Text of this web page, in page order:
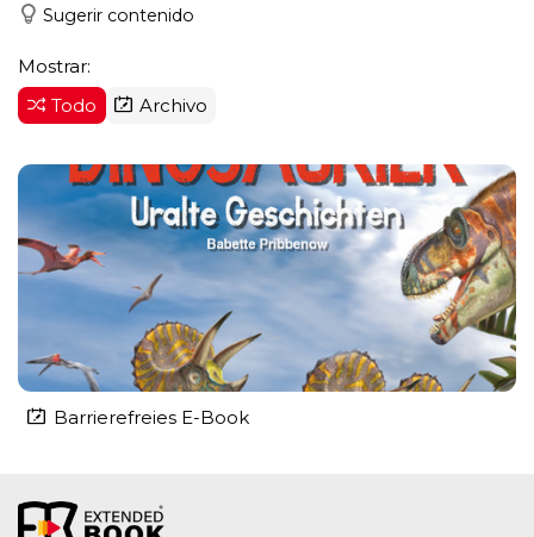
Sugerir contenido
Mostrar:
Todo
Archivo
Barrierefreies E-Book